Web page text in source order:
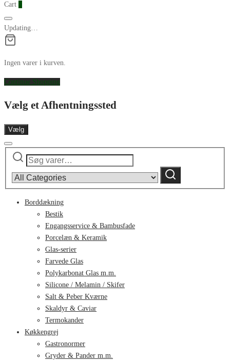
Cart
Updating…
Ingen varer i kurven.
Continue Shopping
Vælg et Afhentningssted
Vælg
Søg
category:
Søg
Borddækning
Bestik
Engangsservice & Bambusfade
Porcelæn & Keramik
Glas-serier
Farvede Glas
Polykarbonat Glas m.m.
Silicone / Melamin / Skifer
Salt & Peber Kværne
Skaldyr & Caviar
Termokander
Køkkengrej
Gastronormer
Gryder & Pander m.m.